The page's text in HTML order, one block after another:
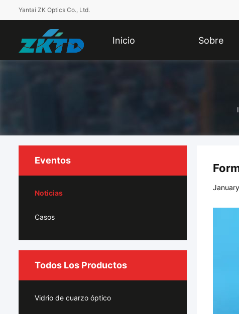
Yantai ZK Optics Co., Ltd.
Inicio Sobre
Eventos
Noticias
Casos
Todos Los Productos
Vidrio de cuarzo óptico